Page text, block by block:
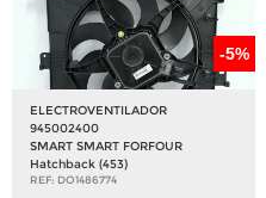
-5%
ELECTROVENTILADOR
945002400
SMART SMART FORFOUR
Hatchback (453)
REF: DO1486774